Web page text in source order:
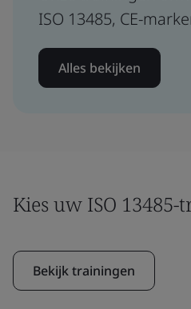
ISO 13485, CE-
Alles bekijken
Kies uw ISO
Bekijk trainingen